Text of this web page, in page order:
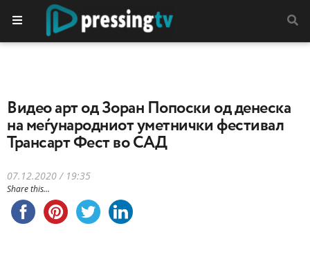
Видео арт од Зоран Попоски од денеска
на меѓународниот уметнички фестивал
Трансарт Фест во САД
07.12.2020 / 19:35
Share this...